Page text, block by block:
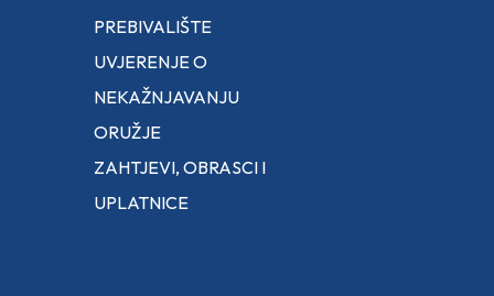
PREBIVALIŠTE
UVJERENJE O
NEKAŽNJAVANJU
ORUŽJE
ZAHTJEVI, OBRASCI I
UPLATNICE